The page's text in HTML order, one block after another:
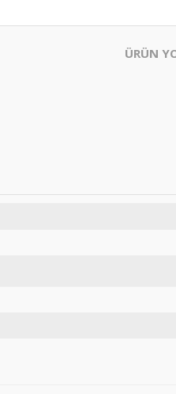
ÜRÜN